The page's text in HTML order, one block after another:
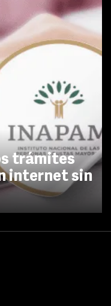
trámites
internet sin